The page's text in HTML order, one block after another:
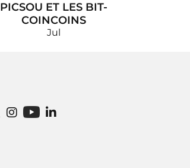
PICSOU ET LES BIT-
COINCOINS
Jul